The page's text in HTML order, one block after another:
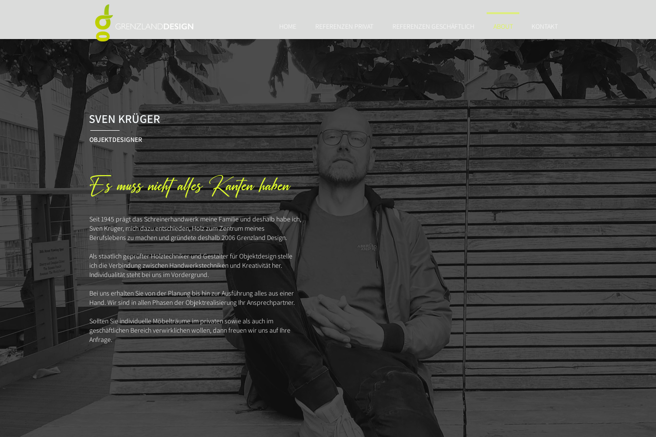
HOME REFERENZEN PRIVAT REFERENZEN GESCHÄFTLICH ABOUT KONTAKT
SVEN KRÜGER
OBJEKTDESIGNER
Es muss nicht alles Kanten haben
Seit 1945 prägt das Schreinerhandwerk meine Familie und deshalb habe ich,
Sven Krüger, mich dazu entschieden, Holz zum Zentrum meines
Berufslebens zu machen und gründete deshalb 2006 Grenzland Design.
Als staatlich geprüfter Holztechniker und Gestalter für Objektdesign stelle
ich die Verbindung zwischen Handwerkstechniken und Kreativität her.
Individualität steht bei uns im Vordergrund.
Bei uns erhalten Sie von der Planung bis hin zur Ausführung alles aus einer
Hand. Wir sind in allen Phasen der Objektrealisierung Ihr Ansprechpartner.
Sollten Sie individuelle Möbelträume im privaten sowie als auch im
geschäftlichen Bereich verwirklichen wollen, dann freuen wir uns auf Ihre
Anfrage.